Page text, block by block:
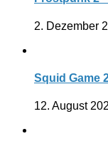
2. Dezember
Squid Game
12. August